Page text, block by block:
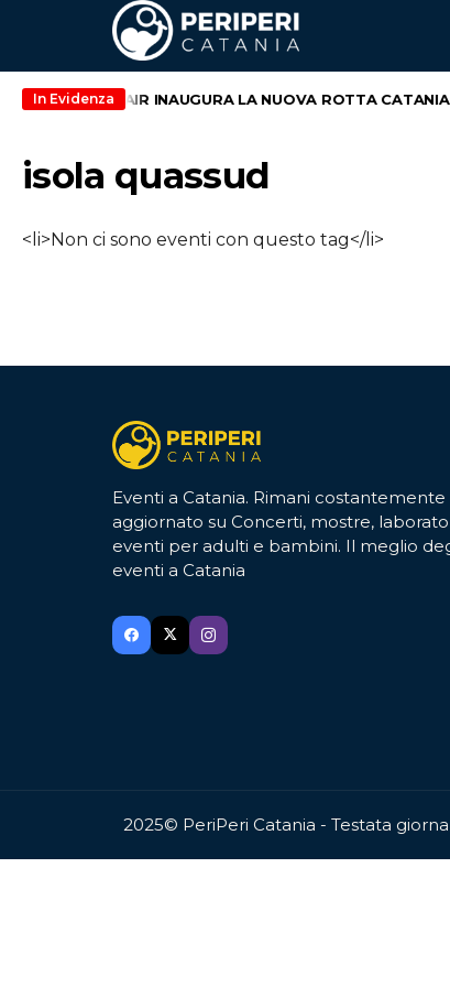
In Evidenza
WIZZ AIR INAUGURA LA NUOVA ROTTA CATANIA
isola quassud
<li>Non ci sono eventi con questo tag</li>
Eventi a Catania. Rimani costantemente
aggiornato su Concerti, mostre,
eventi per adulti e bambini. Il meglio
eventi a Catania
2025© PeriPeri Catania - Testata